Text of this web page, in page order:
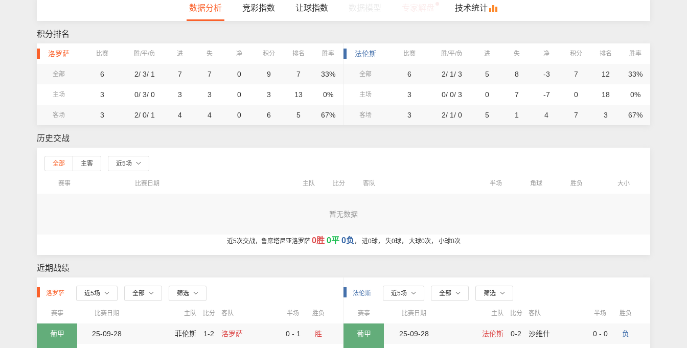
数据分析 竞彩指数 让球指数 技术统计
积分排名
洛罗萨 比赛 胜/平/负 进 失 净 积分 排名 胜率
全部 6 2/ 3/ 1 7 7 0 9 7 33%
主场 3 0/ 3/ 0 3 3 0 3 13 0%
客场 3 2/ 0/ 1 4 4 0 6 5 67%
法伦斯 比赛 胜/平/负 进 失 净 积分 排名 胜率
全部 6 2/ 1/ 3 5 8 -3 7 12 33%
主场 3 0/ 0/ 3 0 7 -7 0 18 0%
客场 3 2/ 1/ 0 5 1 4 7 3 67%
历史交战
全部 主客 近5场
赛事 比赛日期 主队 比分 客队 半场 角球 胜负 大小
暂无数据
近5次交战，鲁席塔尼亚洛罗萨 0胜 0平 0负 ， 进0球， 失0球， 大球0次， 小球0次
近期战绩
洛罗萨 近5场 全部 筛选
赛事 比赛日期 主队 比分 客队 半场 胜负
葡甲 25-09-28 菲伦斯 1-2 洛罗萨 0 - 1 胜
法伦斯 近5场 全部 筛选
赛事 比赛日期 主队 比分 客队 半场 胜负
葡甲 25-09-28 法伦斯 0-2 沙维什 0 - 0 负